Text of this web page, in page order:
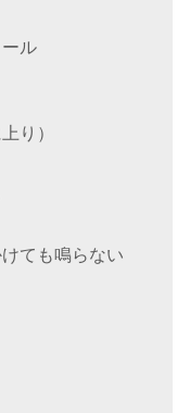
ル
り）
ても鳴らない